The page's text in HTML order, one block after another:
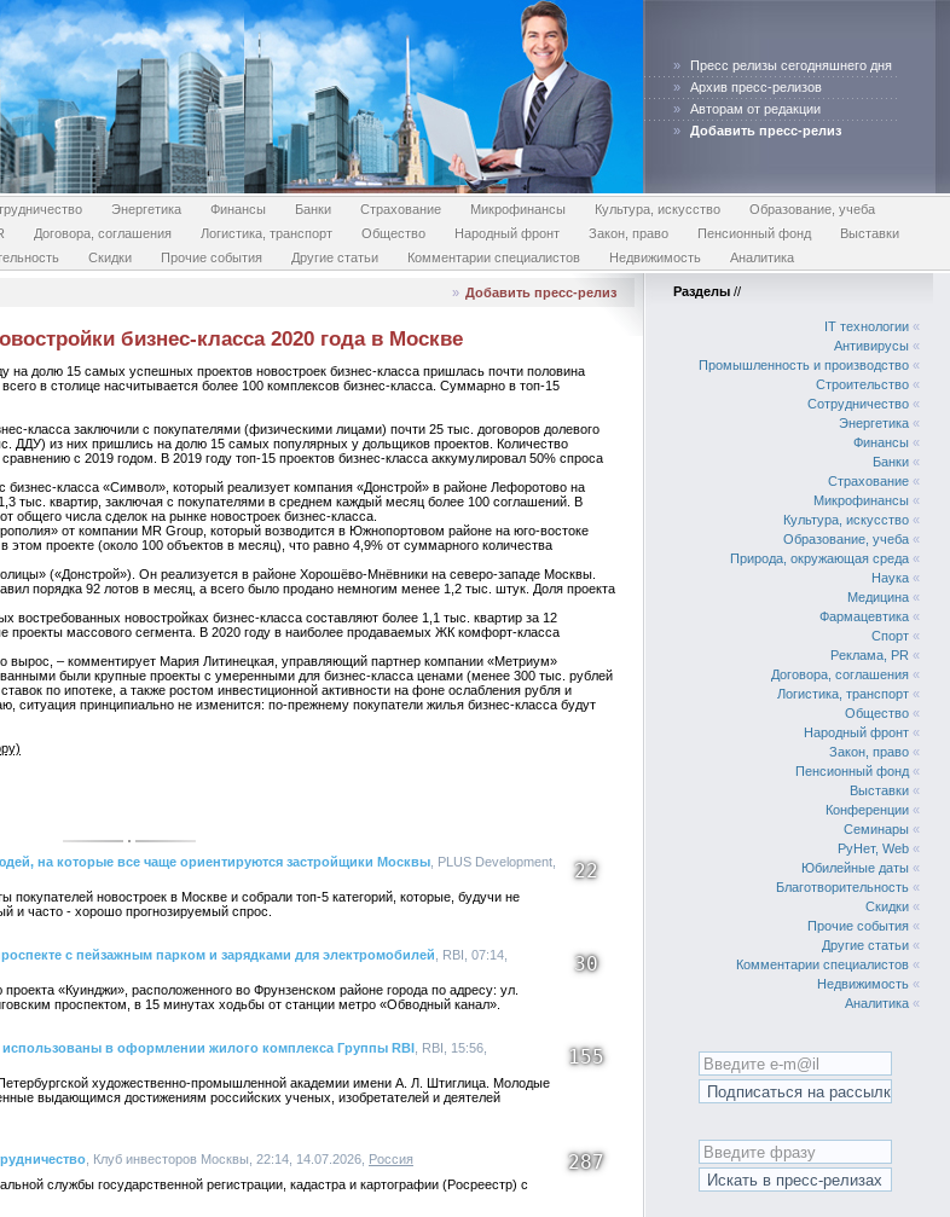
»
Пресс релизы сегодняшнего дня
»
Архив пресс-релизов
»
Авторам от редакции
»
Добавить пресс-релиз
Энергетика Финансы Банки Страхование Микрофинансы Культура, искусство
Образование, учеба
Договора, соглашения Логистика, транспорт Общество Народный фронт Закон, право Пенсионный фонд
Выставки
Скидки Прочие события Другие статьи Комментарии специалистов Недвижимость Аналитика
» Добавить пресс-релиз
бизнес-класса 2020 года в Москве
на долю 15 самых успешных проектов новостроек бизнес-класса пришлась почти половина
в столице насчитывается более 100 комплексов бизнес-класса. Суммарно в топ-15
класса заключили с покупателями (физическими лицами) почти 25 тыс. договоров долевого
ДДУ) из них пришлись на долю 15 самых популярных у дольщиков проектов. Количество
с 2019 годом. В 2019 году топ-15 проектов бизнес-класса аккумулировал 50% спроса
бизнес-класса «Символ», который реализует компания «Донстрой» в районе Лефоротово на
тыс. квартир, заключая с покупателями в среднем каждый месяц более 100 соглашений. В
общего числа сделок на рынке новостроек бизнес-класса.
от компании MR Group, который возводится в Южнопортовом районе на юго-востоке
проекте (около 100 объектов в месяц), что равно 4,9% от суммарного количества
(«Донстрой»). Он реализуется в районе Хорошёво-Мнёвники на северо-западе Москвы.
порядка 92 лотов в месяц, а всего было продано немногим менее 1,2 тыс. штук. Доля проекта
новостройках бизнес-класса составляют более 1,1 тыс. квартир за 12
массового сегмента. В 2020 году в наиболее продаваемых ЖК комфорт-класса
вырос, – комментирует Мария Литинецкая, управляющий партнер компании «Метриум»
были крупные проекты с умеренными для бизнес-класса ценами (менее 300 тыс. рублей
по ипотеке, а также ростом инвестиционной активности на фоне ослабления рубля и
ситуация принципиально не изменится: по-прежнему покупатели жилья бизнес-класса будут
на которые все чаще ориентируются застройщики Москвы , PLUS Development,
22
покупателей новостроек в Москве и собрали топ-5 категорий, которые, будучи не
и часто - хорошо прогнозируемый спрос.
с пейзажным парком и зарядками для электромобилей , RBI, 07:14,
30
«Куинджи», расположенного во Фрунзенском районе города по адресу: ул.
проспектом, в 15 минутах ходьбы от станции метро «Обводный канал».
в оформлении жилого комплекса Группы RBI , RBI, 15:56,
155
художественно-промышленной академии имени А. Л. Штиглица. Молодые
выдающимся достижениям российских ученых, изобретателей и деятелей
, Клуб инвесторов Москвы, 22:14, 14.07.2026, Россия 287
службы государственной регистрации, кадастра и картографии (Росреестр) с
Разделы //
IT технологии «
Антивирусы «
Промышленность и производство «
Строительство «
Сотрудничество «
Энергетика «
Финансы «
Банки «
Страхование «
Микрофинансы «
Культура, искусство «
Образование, учеба «
Природа, окружающая среда «
Наука «
Медицина «
Фармацевтика «
Спорт «
Реклама, PR «
Договора, соглашения «
Логистика, транспорт «
Общество «
Народный фронт «
Закон, право «
Пенсионный фонд «
Выставки «
Конференции «
Семинары «
РуНет, Web «
Юбилейные даты «
Благотворительность «
Скидки «
Прочие события «
Другие статьи «
Комментарии специалистов «
Недвижимость «
Аналитика «